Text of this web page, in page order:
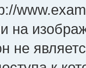
на
не